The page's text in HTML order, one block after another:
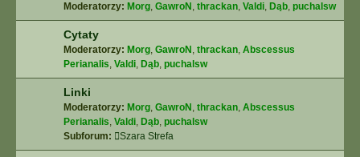
Moderatorzy: Morg, GawroN , thrackan, Valdi, Dąb, puchalsw
Cytaty
Moderatorzy: Morg, GawroN , thrackan, Abscessus
Perianalis, Valdi, Dąb, puchalsw
Linki
Moderatorzy: Morg, GawroN , thrackan, Abscessus
Perianalis, Valdi, Dąb, puchalsw
Subforum:
Szara Strefa